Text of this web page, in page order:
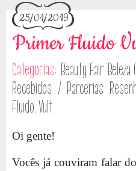
25/01/2019
Primer Fluido
Categorias: Beauty Fair Beleza
Recebidos / Parcerias
Fluido,Vult
Oi gente!
Vocês já couviram falar